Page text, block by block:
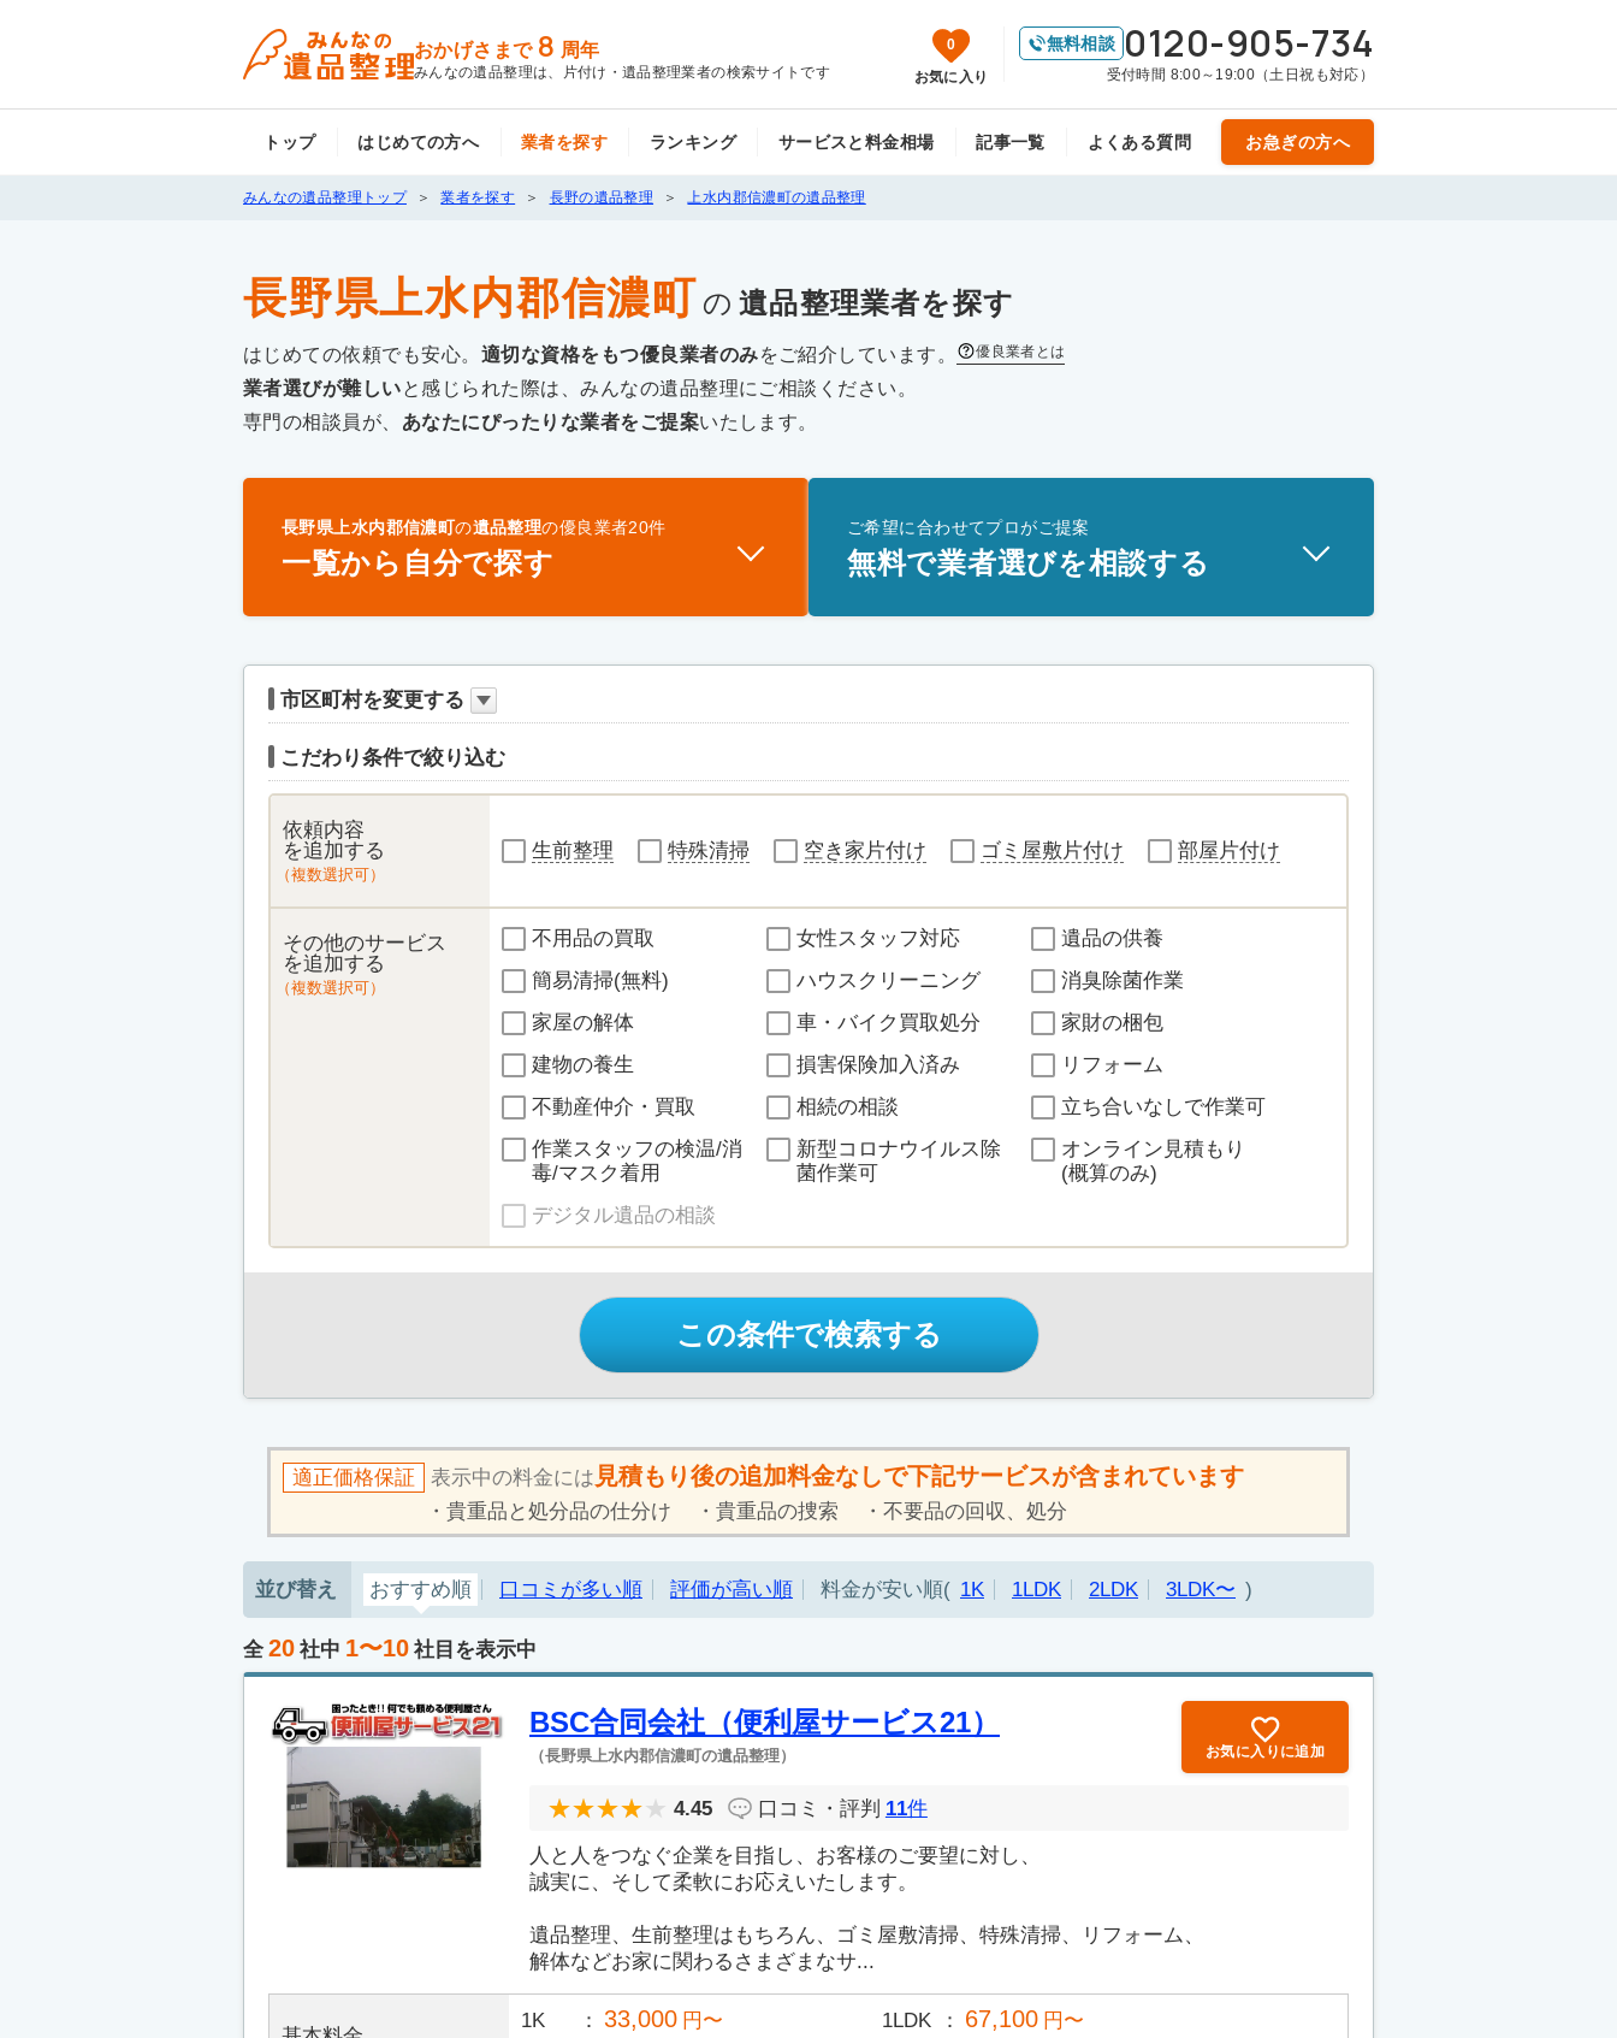
おかげさまで 8 周年
みんなの遺品整理は、片付け・遺品整理業者の検索サイトです
0
お気に入り
無料相談 0120-905-734
受付時間 8:00～19:00（土日祝も対応）
トップ はじめての方へ 業者を探す ランキング サービスと料金相場 記事一覧 よくある質問 お急ぎの方へ
みんなの遺品整理トップ 業者を探す 長野の遺品整理 上水内郡信濃町の遺品整理
長野県上水内郡信濃町 の 遺品整理業者を探す
はじめての依頼でも安心。 適切な資格をもつ優良業者のみをご紹介しています。 優良業者とは
業者選びが難しいと感じられた際は、みんなの遺品整理にご相談ください。
専門の相談員が、 あなたにぴったりな業者をご提案いたします。
長野県上水内郡信濃町の遺品整理の優良業者20件
一覧から自分で探す
ご希望に合わせてプロがご提案
無料で業者選びを相談する
市区町村を変更する
こだわり条件で絞り込む
依頼内容
を追加する
（複数選択可）
生前整理 特殊清掃 空き家片付け ゴミ屋敷片付け 部屋片付け
その他のサービス
を追加する
（複数選択可）
不用品の買取 女性スタッフ対応
遺品の供養
簡易清掃(無料)
ハウスクリーニング
消臭除菌作業
家屋の解体
車・バイク買取処分
家財の梱包
建物の養生
損害保険加入済み
リフォーム
不動産仲介・買取
相続の相談
立ち合いなしで作業可
作業スタッフの検温/消
毒/マスク着用
新型コロナウイルス除
菌作業可
オンライン見積もり
(概算のみ)
デジタル遺品の相談
この条件で検索する
適正価格保証 表示中の料金には 見積もり後の追加料金なしで下記サービスが含まれています
貴重品と処分品の仕分け 貴重品の捜索 不要品の回収、処分
並び替え おすすめ順 口コミが多い順 評価が高い順 料金が安い順 1K 1LDK 2LDK 3LDK〜
全 20 社中 1〜10 社目を表示中
BSC合同会社（便利屋サービス21）
（長野県上水内郡信濃町の遺品整理） お気に入りに追加
4.45 口コミ・評判 11件
人と人をつなぐ企業を目指し、お客様のご要望に対し、
誠実に、そして柔軟にお応えいたします。
遺品整理、生前整理はもちろん、ゴミ屋敷清掃、特殊清掃、リフォーム、
解体などお家に関わるさまざまなサ...
1K 33,000 円〜 1LDK 67,100 円〜